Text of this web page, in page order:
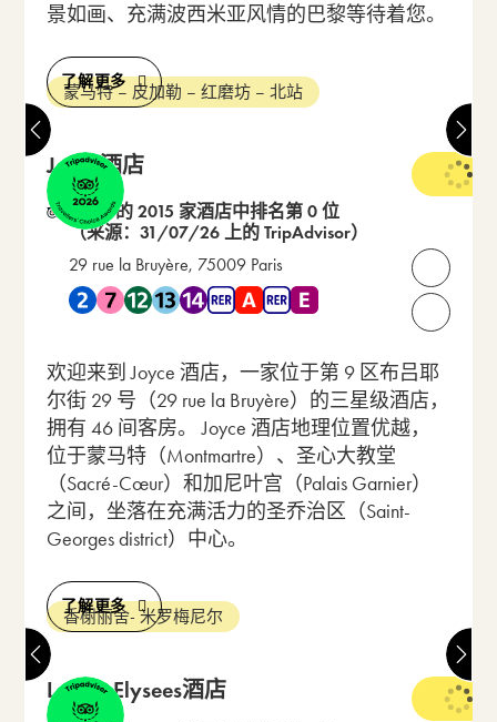
景如画、充满波西米亚风情的巴黎等待着您。
了解更多
蒙马特 – 皮加勒 – 红磨坊 – 北站
Joyce酒店
3 星级
在 33 的 2015 家酒店中排名第 0 位
（来源：31/07/26 上的 TripAdvisor）
29 rue la Bruyère, 75009 Paris
靠近 地铁 2 , 地铁 7 , 地铁 12 , 地铁 13 , 地铁 14 , RER A ,
打开联
请致电
欢迎来到 Joyce 酒店，一家位于第 9 区布吕耶
尔街 29 号（29 rue la Bruyère）的三星级酒店，
拥有 46 间客房。 Joyce 酒店地理位置优越，
位于蒙马特（Montmartre）、圣心大教堂
（Sacré-Cœur）和加尼叶宫（Palais Garnier）
之间，坐落在充满活力的圣乔治区（Saint-
Georges district）中心。
了解更多
香榭丽舍- 米罗梅尼尔
Le 123 Elysees酒店
4 星级